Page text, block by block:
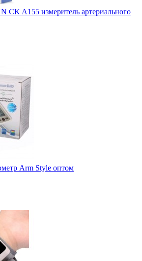
CK A155 измеритель артериального
Arm Style оптом